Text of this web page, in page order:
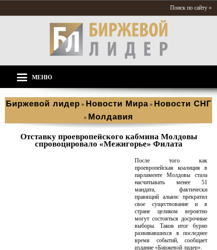
Поиск по сайту »
МЕНЮ
Биржевой лидер » Новости Мира » Новости СНГ
» Молдавия
Отставку проевропейского кабмина Молдовы
спровоцировало «Межигорье» Филата
После того как
проевропейская коалиция в
парламенте Молдовы стала
насчитывать менее 51
мандата, фактически
правящий альянс прекратил
свое существование и в
стране целиком вероятно
могут состояться досрочные
выборы. Таков итог бурно
развивавшихся в последнее
время событий, сообщает
издание «Биржевой лидер».